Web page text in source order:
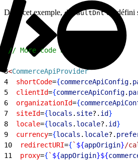
Dans cet exemple,defaultDntest défini
// More code here...
3<CommerceApiProvider
4
  shortCode
={commerceApiConfig.
5
  clientId
={commerceApiConfig.
6
  organizationId
={
7
  siteId
={locals . site?. id}
8
  locale
={locals . locale?. id}
9
  currency
={locals . locale?.
10
  redirectURI
={ ` ${appOrigin}/
11
  proxy
={ ` ${appOrigin}${